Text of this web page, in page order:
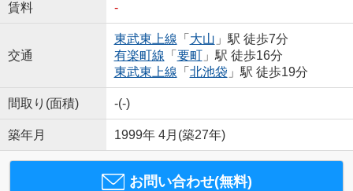
賃料 -
交通
東武東上線 「 大山 」駅 徒歩7分
有楽町線 「 要町」駅 徒歩16分
東武東上線 「 北池袋 」駅 徒歩19分
間取り(面積) -(-)
築年月 1999年 4月(築27年)
お問い合わせ(無料)